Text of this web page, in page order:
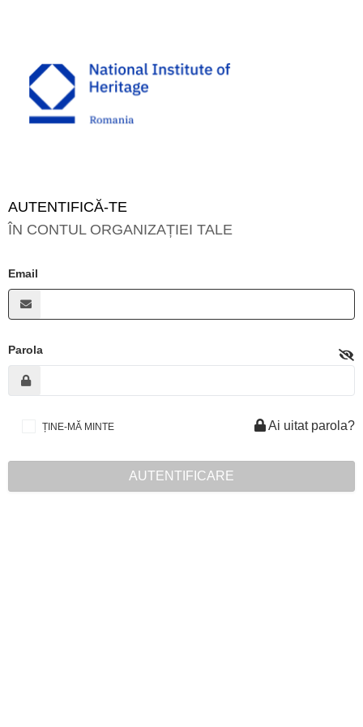
AUTENTIFICĂ-TE
ÎN CONTUL ORGANIZAȚIEI TALE
Email
Parola
ȚINE-MĂ MINTE Ai uitat parola?
AUTENTIFICARE